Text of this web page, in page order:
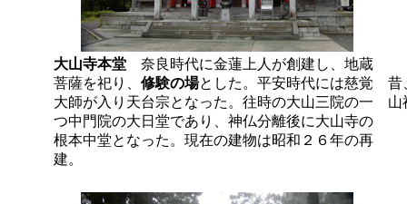
大山寺本堂奈良時代に金蓮上人が創建し、地蔵
菩薩を祀り、 修験の場とした。平安時代には慈覚
大師が入り天台宗となった。往時の大山三院の一
つ中門院の大日堂であり、神仏分離後に大山寺の
根本中堂となった。現在の建物は昭和２６年の再
建。
昔
山